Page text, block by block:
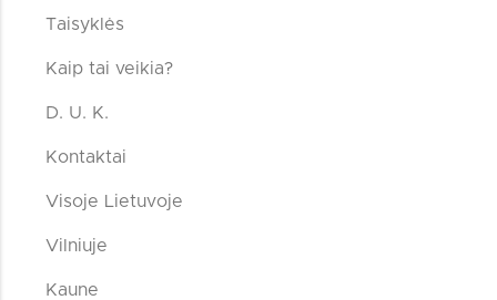
Taisyklės
Kaip tai veikia?
D. U. K.
Kontaktai
Visoje Lietuvoje
Vilniuje
Kaune